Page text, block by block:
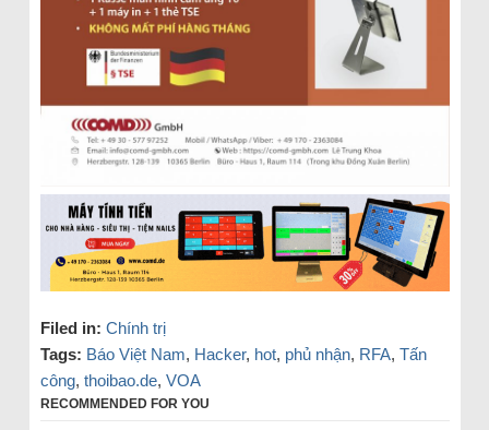
Filed in: Chính trị
Tags: Báo Việt Nam, Hacker, hot, phủ nhận, RFA, Tấn
công, thoibao.de, VOA
RECOMMENDED FOR YOU